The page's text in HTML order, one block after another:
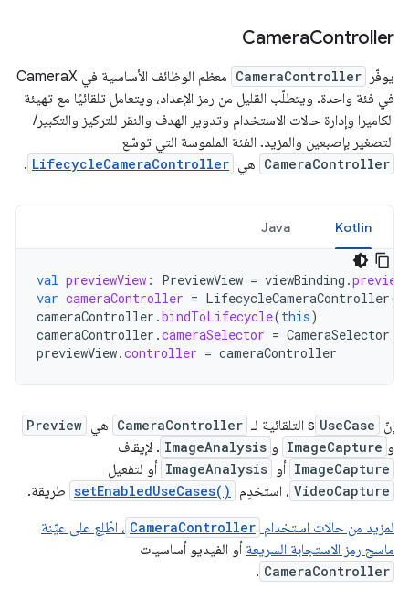
CameraController
يوفّر CameraController
معظم الوظائف الأساسية في CameraX
في فئة واحدة. ويتطلّب القليل من رمز الإعداد، ويتعامل تلقائيًا مع تهيئة
الكاميرا وإدارة حالات الاستخدام وتدوير الهدف والنقر للتركيز والتكبير/
التصغير بإصبعين والمزيد. الفئة الملموسة التي توسّع
CameraController هي LifecycleCameraController
.
Kotlin
Java
val previewView : PreviewView = viewBinding .
var cameraController = LifecycleCameraController(
cameraController .bindToLifecycle(this)
cameraController .cameraSelector = CameraSelector .
previewView.controller = cameraController
إنّ UseCase s التلقائية لـ CameraController هي Preview
و ImageCapture و ImageAnalysis . لإيقاف
ImageCapture أو ImageAnalysis أو لتفعيل
VideoCapture ، استخدِم setEnabledUseCases() طريقة.
لمزيد من حالات استخدام CameraController ، اطّلِع على عيّنة
ماسح رمز الاستجابة السريعة أو الفيديو أساسيات
CameraController
.